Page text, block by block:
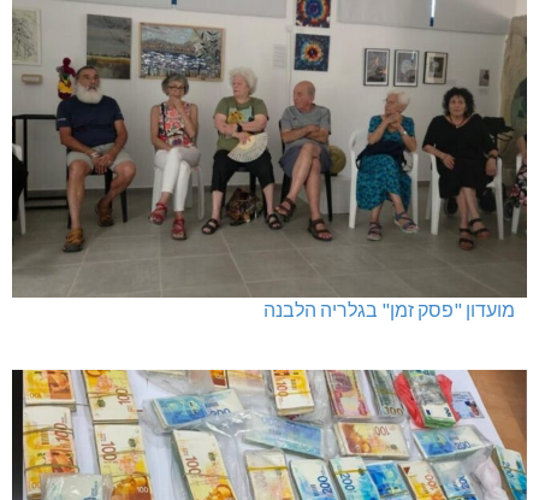
מועדון "פסק זמן" בגלריה הלבנה